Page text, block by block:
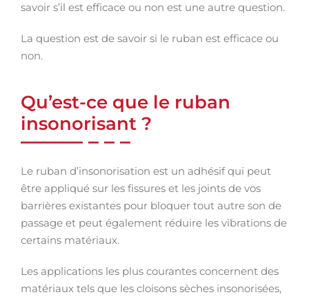
savoir s’il est efficace ou non est une autre question.
La question est de savoir si le ruban est efficace ou
non.
Qu’est-ce que le ruban
insonorisant ?
Le ruban d’insonorisation est un adhésif qui peut
être appliqué sur les fissures et les joints de vos
barrières existantes pour bloquer tout autre son de
passage et peut également réduire les vibrations de
certains matériaux.
Les applications les plus courantes concernent des
matériaux tels que les cloisons sèches insonorisées,